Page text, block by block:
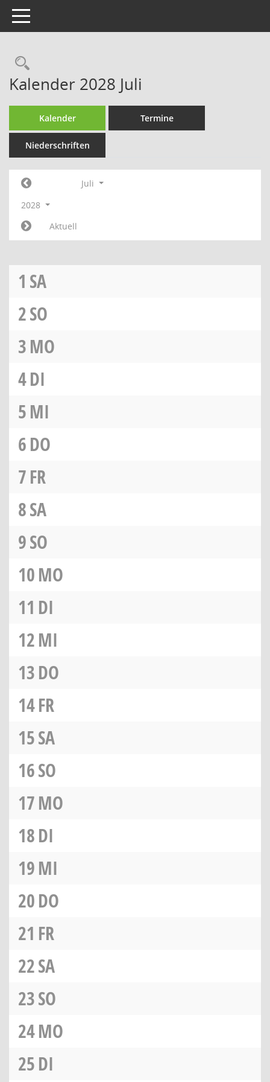
Toggle navigation
Rechercheauswahl
Kalender 2028 Juli
Kalender Termine
Niederschriften
Juli
2028
Aktuell
1 SA
2SO
3MO
4DI
5MI
6DO
7FR
8SA
9SO
10MO
11 DI
12MI
13DO
14FR
15SA
16SO
17MO
18DI
19MI
20DO
21 FR
22SA
23SO
24MO
25DI